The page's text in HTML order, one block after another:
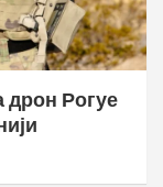
дрон Рогуе